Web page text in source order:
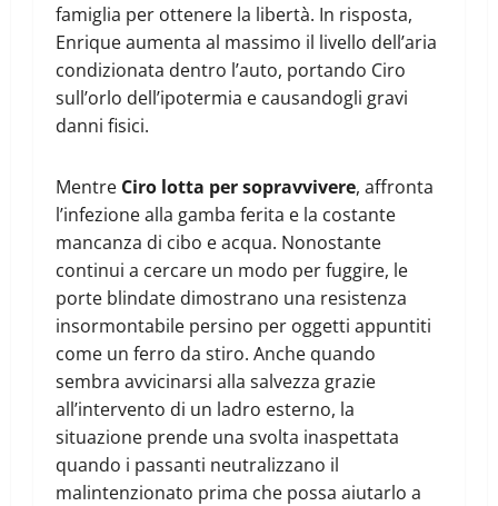
famiglia per ottenere la libertà. In risposta,
Enrique aumenta al massimo il livello dell’aria
condizionata dentro l’auto, portando Ciro
sull’orlo dell’ipotermia e causandogli gravi
danni fisici.
Mentre Ciro lotta per sopravvivere, affronta
l’infezione alla gamba ferita e la costante
mancanza di cibo e acqua. Nonostante
continui a cercare un modo per fuggire, le
porte blindate dimostrano una resistenza
insormontabile persino per oggetti appuntiti
come un ferro da stiro. Anche quando
sembra avvicinarsi alla salvezza grazie
all’intervento di un ladro esterno, la
situazione prende una svolta inaspettata
quando i passanti neutralizzano il
malintenzionato prima che possa aiutarlo a